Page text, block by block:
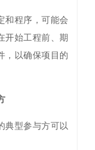
和程序，可能会
开始工程前、期
，以确保项目的
典型参与方可以